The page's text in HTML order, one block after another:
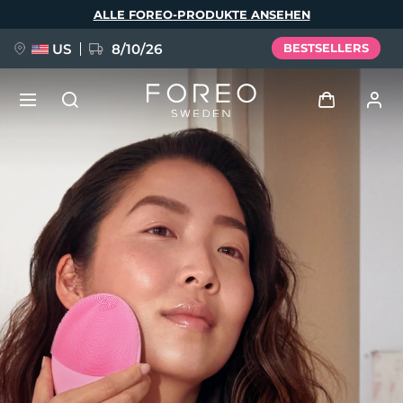
ALLE FOREO-PRODUKTE ANSEHEN
US 8/10/26 BESTSELLERS
Benutzerkonto
Meine Geräte
Meine Bestellungen
Meine Adressen
Meine Abonnements
FAQ™ Pure Beauty-Tech Elixir
BREAKING NEWS
issa™ Teeth Whitening Set
Sprache
English Deutsch
Español
Français
Italiano
Português
Polski
Svenska
Русский
Türkçe
简体中文 繁體中文